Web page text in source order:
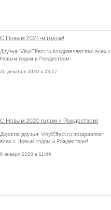
С Новым 2021-м годом!
Друзья! VinylEffect.ru поздравляет вас всех с
Новым годом и Рождеством!
30 декабря 2020 в 23:17
С Новым 2020 годом и Рождеством!
Дорогие друзья! VinylEffect.ru поздравляет
всех с Новым годом и Рождеством!
6 января 2020 в 11:09